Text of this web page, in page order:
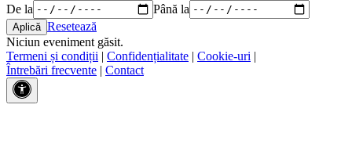
De la
Până la
Resetează
Niciun eveniment găsit.
Termeni și condiții | Confidențialitate | Cookie-uri |
Întrebări frecvente | Contact